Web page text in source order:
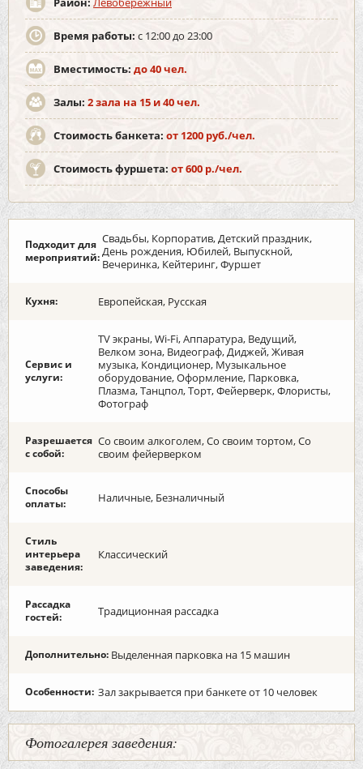
Время работы: с 12:00 до 23:00
Вместимость: до 40 чел.
Залы: 2 зала на 15 и 40 чел.
Стоимость банкета: от 1200 руб./чел.
Стоимость фуршета: от 600 р./чел.
Подходит для
мероприятий:
Свадьбы, Корпоратив, Детский праздник,
День рождения, Юбилей, Выпускной,
Вечеринка, Кейтеринг, Фуршет
Кухня: Европейская, Русская
Сервис и
услуги:
TV экраны, Wi-Fi, Аппаратура, Ведущий,
Велком зона, Видеограф, Диджей, Живая
музыка, Кондиционер, Музыкальное
оборудование, Оформление, Парковка,
Плазма, Танцпол, Торт, Фейерверк, Флористы,
Фотограф
Разрешается
с собой:
Со своим алкоголем, Со своим тортом, Со
своим фейерверком
Способы
оплаты:
Наличные, Безналичный
Стиль
интерьера
заведения:
Классический
Рассадка
гостей:
Традиционная рассадка
Дополнительно: Выделенная парковка на 15 машин
Особенности: Зал закрывается при банкете от 10 человек
Фотогалерея заведения: